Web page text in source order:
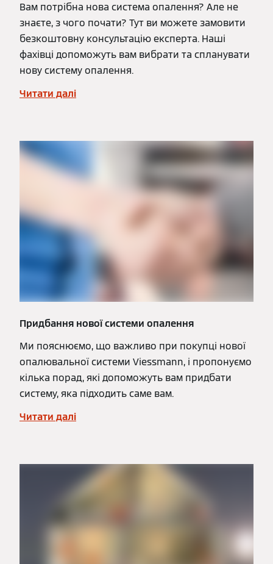
Вам потрібна нова система опалення? Але не
знаєте, з чого почати? Тут ви можете замовити
безкоштовну консультацію експерта. Наші
фахівці допоможуть вам вибрати та спланувати
нову систему опалення.
Читати далі
Придбання нової системи опалення
Ми пояснюємо, що важливо при покупці нової
опалювальної системи Viessmann, і пропонуємо
кілька порад, які допоможуть вам придбати
систему, яка підходить саме вам.
Читати далі